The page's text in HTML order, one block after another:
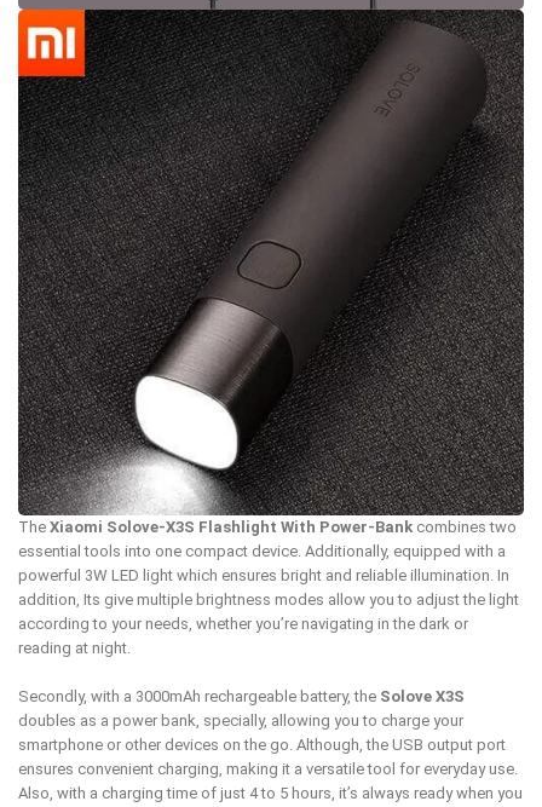
The Xiaomi Solove-X3S Flashlight With Power-Bank combines two
essential tools into one compact device. Additionally, equipped with a
powerful 3W LED light which ensures bright and reliable illumination. In
addition, Its give multiple brightness modes allow you to adjust the light
according to your needs, whether you’re navigating in the dark or
reading at night.
Secondly, with a 3000mAh rechargeable battery, the Solove X3S
doubles as a power bank, specially, allowing you to charge your
smartphone or other devices on the go. Although, the USB output port
ensures convenient charging, making it a versatile tool for everyday use.
Also, with a charging time of just 4 to 5 hours, it’s always ready when you